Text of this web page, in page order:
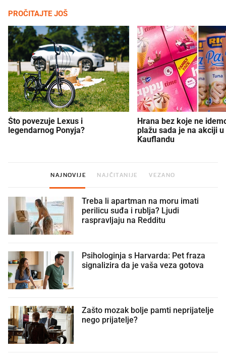
PROČITAJTE JOŠ
Što povezuje Lexus i
legendarnog Ponyja?
Hrana bez koje ne
plažu sada je na akciji u
Kauflandu
NAJNOVIJE NAJČITANIJE VEZANO
Treba li apartman na moru imati
perilicu suđa i rublja? Ljudi
raspravljaju na Redditu
Psihologinja s Harvarda: Pet fraza
signalizira da je vaša veza gotova
Zašto mozak bolje pamti neprijatelje
nego prijatelje?